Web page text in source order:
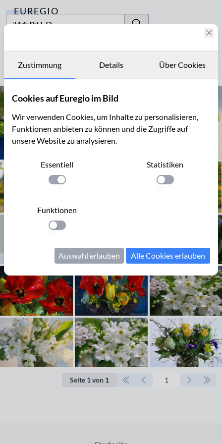
EUREGIO
IM BILD
Archiv
Kontakt
Archiv
Seite 1 von 1
Zustimmung Details Über Cookies
Cookies auf Euregio im Bild
Wir verwenden Cookies, um Inhalte zu personalisieren,
Funktionen anbieten zu können und die Zugriffe auf
unsere Website zu analysieren.
Essentiell
Einstellung anwenden
Statistiken
Einstellung
Funktionen
Einstellung anwenden
Auswahl erlauben Alle Cookies erlauben